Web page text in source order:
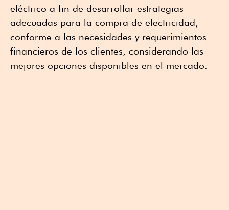
eléctrico a fin de desarrollar estrategias
adecuadas para la compra de electricidad,
conforme a las necesidades y requerimientos
financieros de los clientes, considerando las
mejores opciones disponibles en el mercado.